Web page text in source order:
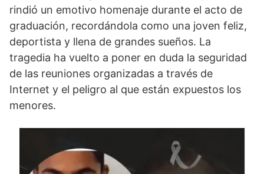
rindió un emotivo homenaje durante el acto de
graduación, recordándola como una joven feliz,
deportista y llena de grandes sueños. La
tragedia ha vuelto a poner en duda la seguridad
de las reuniones organizadas a través de
Internet y el peligro al que están expuestos los
menores.